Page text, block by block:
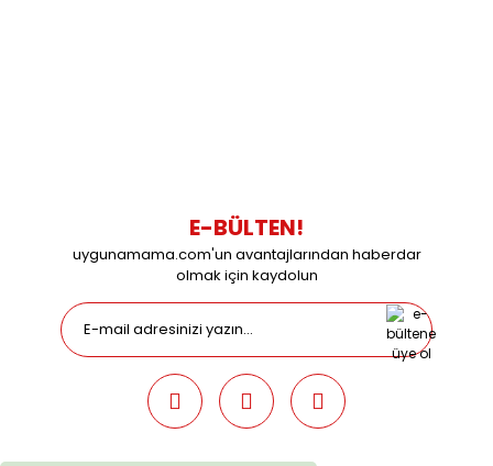
E-BÜLTEN!
uygunamama.com'un avantajlarından haberdar
olmak için kaydolun